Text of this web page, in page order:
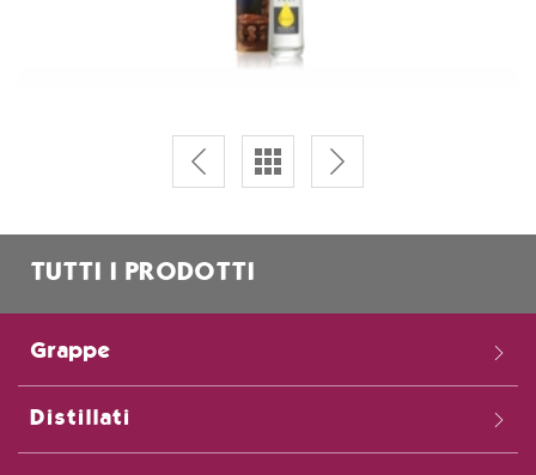
TUTTI I PRODOTTI
Grappe
Distillati